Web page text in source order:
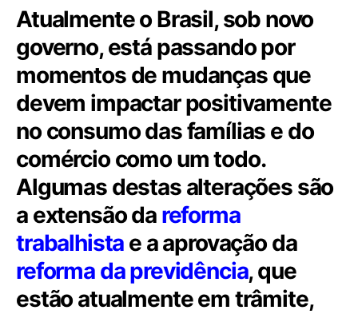
Atualmente o Brasil, sob novo
governo, está passando por
momentos de mudanças que
devem impactar positivamente
no consumo das famílias e do
comércio como um todo.
Algumas destas alterações são
a extensão da reforma
trabalhista e a aprovação da
reforma da previdência, que
estão atualmente em trâmite,